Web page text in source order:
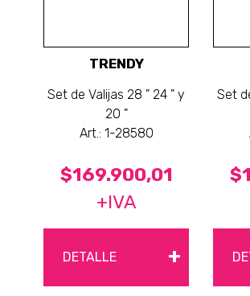
TRENDY
Set de Valijas 28 " 24 " y
20 "
Art.: 1-28580
$169.900,01
+IVA
DETALLE +
Set